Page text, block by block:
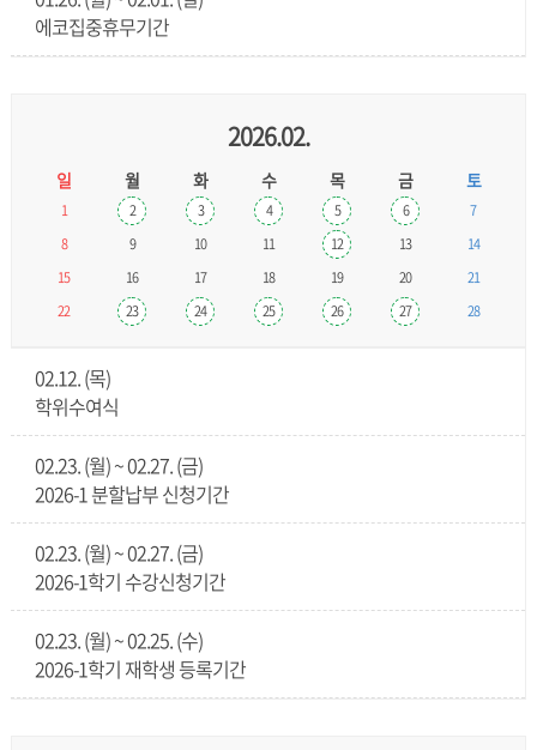
에코집중휴무기간
2026.02.
일 월 화 수 목 금 토
1 2 3 4 5 6
7
8
9 10 11 12 13
14
15
16 17 18 19 20
21
22
23 24 25 26 27 28
02.12. (목)
학위수여식
02.23. (월) ~ 02.27. (금)
2026-1 분할납부 신청기간
02.23. (월) ~ 02.27. (금)
2026-1학기 수강신청기간
02.23. (월) ~ 02.25. (수)
2026-1학기 재학생 등록기간